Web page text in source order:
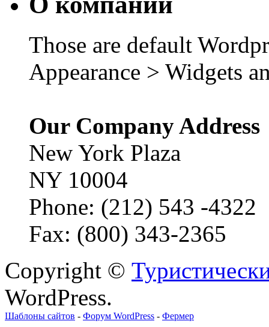
Those are default
Appearance > Widgets
Our Company Address
New York Plaza
NY 10004
Phone: (212) 543 -4322
Fax: (800) 343-2365
Copyright ©
WordPress.
Шаблоны сайтов - Форум WordPress - Фермер